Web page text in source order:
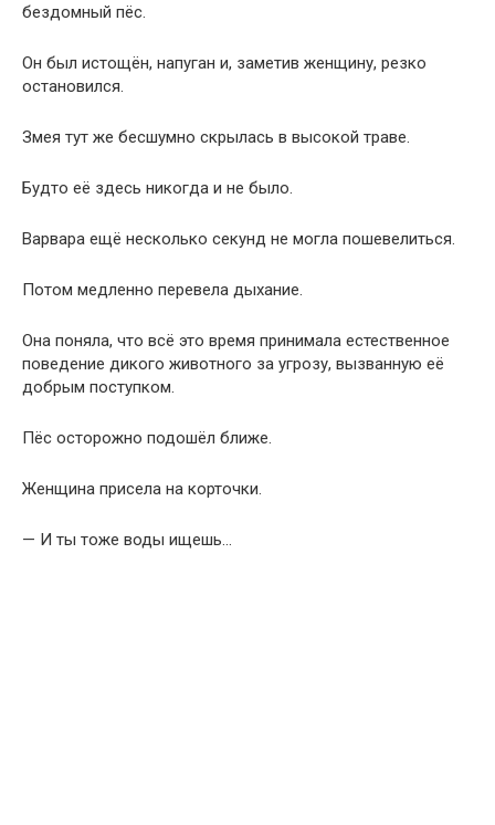
бездомный пёс.
Он был истощён, напуган и, заметив женщину, резко
остановился.
Змея тут же бесшумно скрылась в высокой траве.
Будто её здесь никогда и не было.
Варвара ещё несколько секунд не могла пошевелиться.
Потом медленно перевела дыхание.
Она поняла, что всё это время принимала естественное
поведение дикого животного за угрозу, вызванную её
добрым поступком.
Пёс осторожно подошёл ближе.
Женщина присела на корточки.
— И ты тоже воды ищешь…